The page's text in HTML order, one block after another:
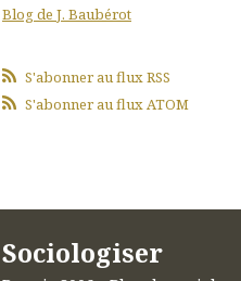
Blog de J. Baubérot
S'abonner au flux RSS
S'abonner au flux ATOM
Sociologiser